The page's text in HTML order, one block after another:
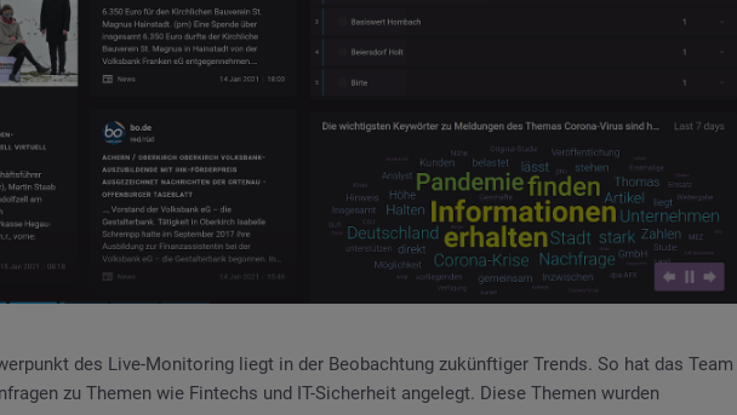
des Live-Monitoring liegt in der Beobachtung zukünftiger Trends. So hat das Team
zu Themen wie Fintechs und IT-Sicherheit angelegt. Diese Themen wurden